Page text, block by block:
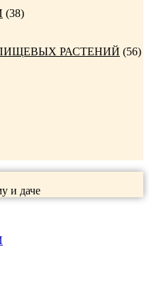
(38)
РАСТЕНИЙ (56)
и даче